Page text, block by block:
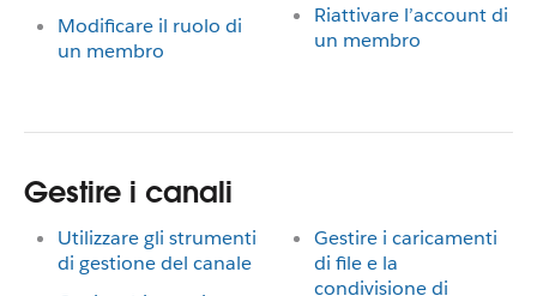
Modificare il ruolo di
un membro
Riattivare l’account di
un membro
Gestire i canali
Utilizzare gli strumenti
di gestione del canale
Gestire i caricamenti
di file e la
condivisione di